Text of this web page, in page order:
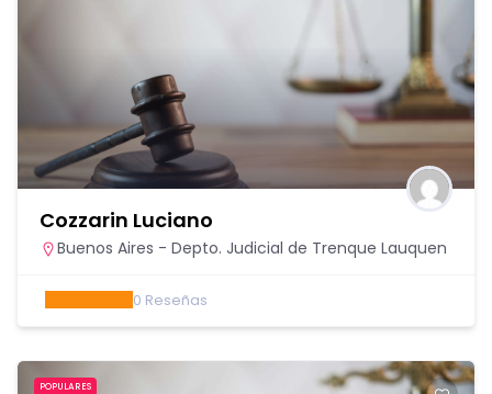
Cozzarin Luciano
Buenos Aires - Depto. Judicial de Trenque Lauquen
0 Reseñas
POPULARES